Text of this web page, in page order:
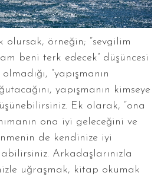
olursak, örneğin; “sevgilim
beni terk edecek” düşüncesi
“yapışmanın
yapışmanın kimseye
Ek olarak, “ona
ona iyi geleceğini ve
de kendinize iyi
Arkadaşlarınızla
uğraşmak, kitap okumak